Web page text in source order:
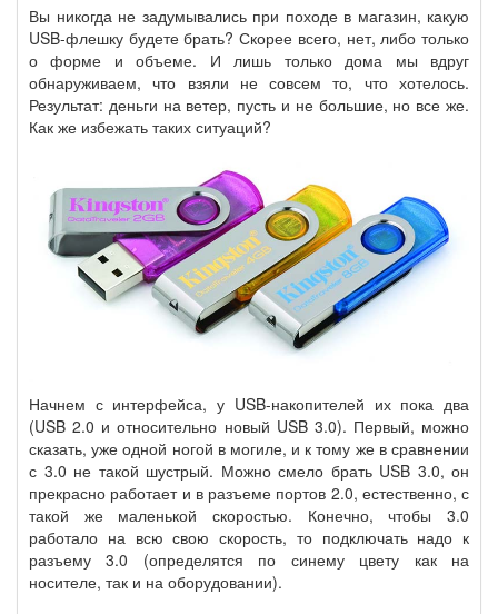
Вы никогда не задумывались при походе в магазин, какую
USB-флешку будете брать? Скорее всего, нет, либо только
о форме и объеме. И лишь только дома мы вдруг
обнаруживаем, что взяли не совсем то, что хотелось.
Результат: деньги на ветер, пусть и не большие, но все же.
Как же избежать таких ситуаций?
Начнем с интерфейса, у USB-накопителей их пока два
(USB 2.0 и относительно новый USB 3.0). Первый, можно
сказать, уже одной ногой в могиле, и к тому же в сравнении
с 3.0 не такой шустрый. Можно смело брать USB 3.0, он
прекрасно работает и в разъеме портов 2.0, естественно, с
такой же маленькой скоростью. Конечно, чтобы 3.0
работало на всю свою скорость, то подключать надо к
разъему 3.0 (определятся по синему цвету как на
носителе, так и на оборудовании).